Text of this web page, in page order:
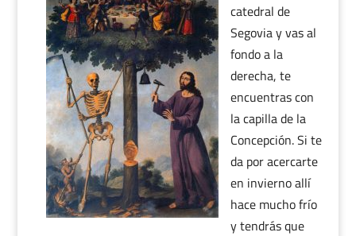
catedral de
Segovia y vas al
fondo a la
derecha, te
encuentras con
la capilla de la
Concepción. Si te
da por acercarte
en invierno allí
hace mucho frío
y tendrás que